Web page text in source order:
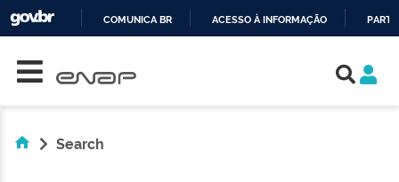
COMUNICA BR ACESSO À INFORMAÇÃO
Search